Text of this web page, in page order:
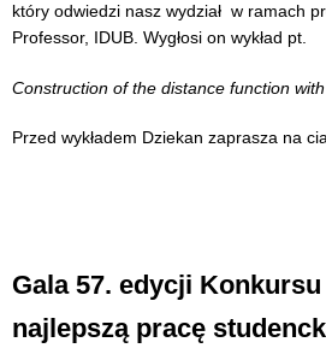
który odwiedzi nasz wydział w ramach
Professor, IDUB. Wygłosi on wykład pt.
Construction of the distance function
Przed wykładem Dziekan zaprasza na
Gala 57. edycji Konkursu
najlepszą pracę